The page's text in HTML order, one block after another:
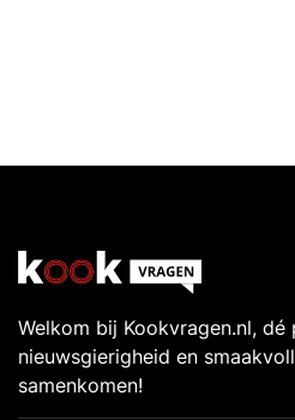
Welkom bij Kookvragen.nl,
nieuwsgierigheid en
samenkomen!